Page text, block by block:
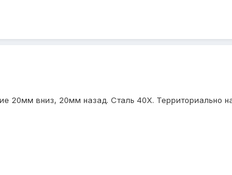
вниз, 20мм назад. Сталь 40X. Территориально